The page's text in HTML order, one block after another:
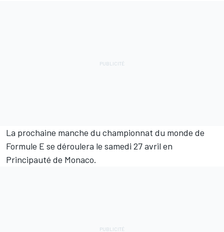
La prochaine manche du championnat du monde de
Formule E se déroulera le samedi 27 avril en
Principauté de Monaco.